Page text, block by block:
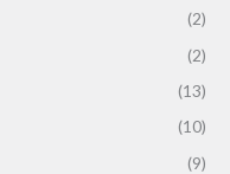
(2)
(2)
(13)
(10)
(9)